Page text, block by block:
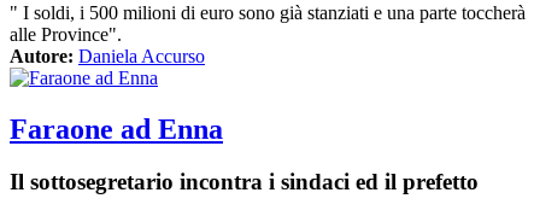
" I soldi, i 500 milioni di euro sono già stanziati e una parte toccherà
alle Province".
Autore: Daniela Accurso
Faraone ad Enna
Il sottosegretario incontra i sindaci ed il prefetto